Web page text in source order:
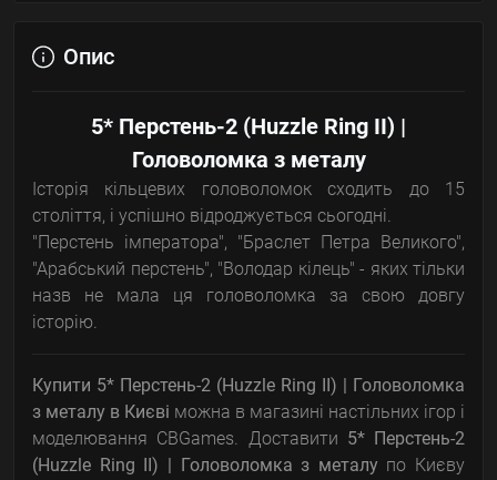
Опис
5* Перстень-2 (Huzzle Ring II) |
Головоломка з металу
Історія кільцевих головоломок сходить до 15
століття, і успішно відроджується сьогодні.
"Перстень імператора", "Браслет Петра Великого",
"Арабський перстень", "Володар кілець" - яких тільки
назв не мала ця головоломка за свою довгу
історію.
Купити 5* Перстень-2 (Huzzle Ring II) | Головоломка
з металу в Києві можна в магазині настільних ігор і
моделювання CBGames. Доставити 5* Перстень-2
(Huzzle Ring II) | Головоломка з металу по Києву